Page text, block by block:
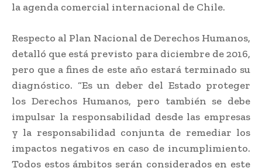
la agenda comercial internacional de Chile.
Respecto al Plan Nacional de Derechos Humanos,
detalló que está previsto para diciembre de 2016,
pero que a fines de este año estará terminado su
diagnóstico. “Es un deber del Estado proteger
los Derechos Humanos, pero también se debe
impulsar la responsabilidad desde las empresas
y la responsabilidad conjunta de remediar los
impactos negativos en caso de incumplimiento.
Todos estos ámbitos serán considerados en este